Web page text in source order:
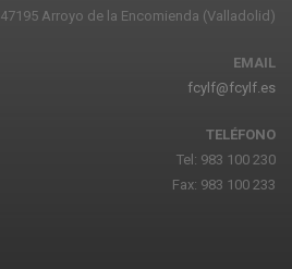
47195 Arroyo de la Encomienda (Valladolid)
EMAIL
fcylf@fcylf.es
TELÉFONO
Tel: 983 100 230
Fax: 983 100 233